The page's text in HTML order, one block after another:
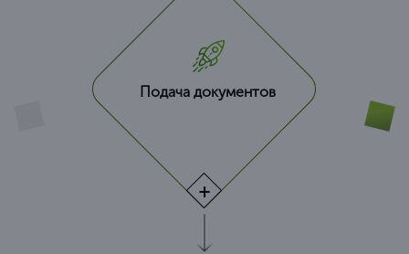
Подача документов